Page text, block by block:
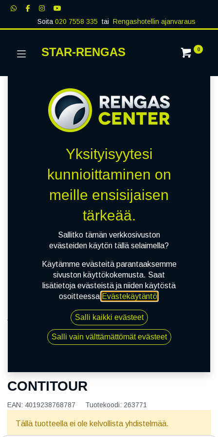
Soita020 7558 335 tai Rengashotellin ajanvaraus
STAR-RENGAS 0
150/90R15 80H CONTINENTAL CONTITOUR
CONTITOUR
EAN: 4019238768787 Tuotekoodi: 263771
Tällä tuotteella ei ole kelvollista yhdistelmää.
Yksityisyytesi
kunnioittaminen on
meille ensisijaisen
tärkeää.
Sallitko tämän verkkosivuston
evästeiden käytön tällä selaimella?
Käytämme evästeitä parantaaksemme
sivuston käyttökokemusta. Saat
lisätietoja evästeistä ja niiden käytöstä
osoitteessa Evästekäytäntö.
Salli kaikki evästeet
Salli vain välttämättömät evästeet